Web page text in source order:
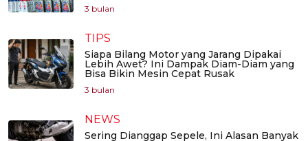
3 bulan
TIPS
Siapa Bilang Motor yang Jarang Dipakai
Lebih Awet? Ini Dampak Diam-Diam yang
Bisa Bikin Mesin Cepat Rusak
3 bulan
NEWS
Sering Dianggap Sepele, Ini Alasan Banyak